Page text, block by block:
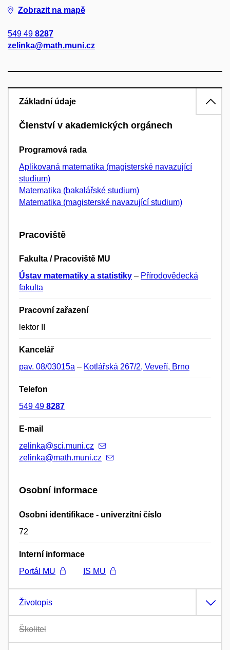
Zobrazit na mapě
549 49 8287
zelinka@math.muni.cz
Základní údaje
Členství v akademických orgánech
Programová rada
Aplikovaná matematika (magisterské navazující
studium)
Matematika (bakalářské studium)
Matematika (magisterské navazující studium)
Pracoviště
Fakulta / Pracoviště MU
Ústav matematiky a statistiky – Přírodovědecká
fakulta
Pracovní zařazení
lektor II
Kancelář
pav. 08/03015a – Kotlářská 267/2, Veveří, Brno
Telefon
549 49 8287
E-mail
zelinka@sci.muni.cz
zelinka@math.muni.cz
Osobní informace
Osobní identifikace - univerzitní číslo
72
Interní informace
Portál MU
IS MU
Životopis
Školitel